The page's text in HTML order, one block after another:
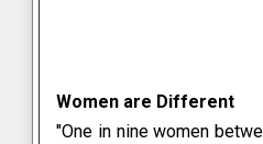
Women are Different
"One in nine women